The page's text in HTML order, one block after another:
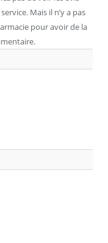
Mais il n’y a pas
pour avoir de la